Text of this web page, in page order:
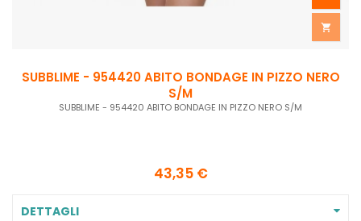

SUBBLIME - 954420 ABITO BONDAGE IN PIZZO NERO
S/M
SUBBLIME - 954420 ABITO BONDAGE IN PIZZO NERO S/M
43,35 €
DETTAGLI